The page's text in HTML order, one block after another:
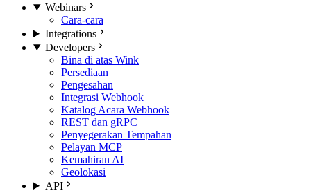
Webinars
Cara-cara
Integrations
Developers
Bina di atas Wink
Persediaan
Pengesahan
Integrasi Webhook
Katalog Acara Webhook
REST dan gRPC
Penyegerakan Tempahan
Pelayan MCP
Kemahiran AI
Geolokasi
API